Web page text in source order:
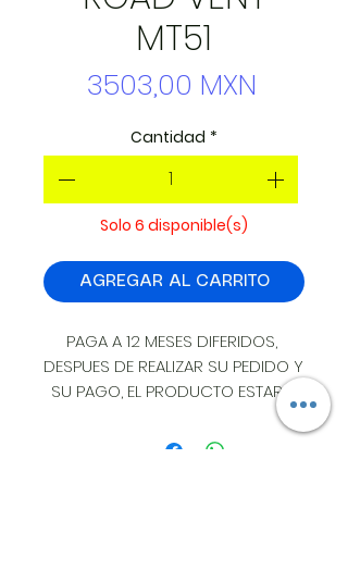
MT51
3503,00 MXN
Cantidad *
Solo 6 disponible(s)
AGREGAR AL CARRITO
PAGA A 12 MESES DIFERIDOS,
DESPUES DE REALIZAR SU PEDIDO Y
SU PAGO, EL PRODUCTO ESTARA
DISPONIBLE EN UN LAPSO DE 2
HORAS EN LA CIUDAD DE LEON